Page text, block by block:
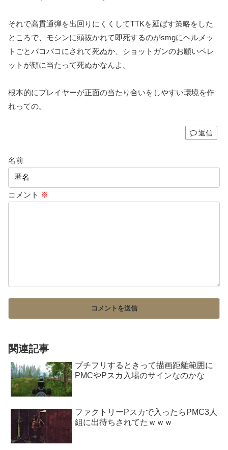
それで高貫通弾を出回りにくくしてTTKを延ばす策略をした
ところで、モシンに頭抜かれて即死するのがsmgにヘルメッ
トごとバコバコにされて死ぬか、ショットガンのお願いペレ
ットが顔に当たって死ぬかなんよ。
根本的にプレイヤーが正面の当たり合いをしやすい環境を作
れっての。
返信
名前
コメント ※
関連記事
プチフリするときって描画距離範囲に
PMCやPスカ入場のサインなのかな
ファクトリーPスカで入ったらPMC3人
組に出待ちされてたｗｗｗ